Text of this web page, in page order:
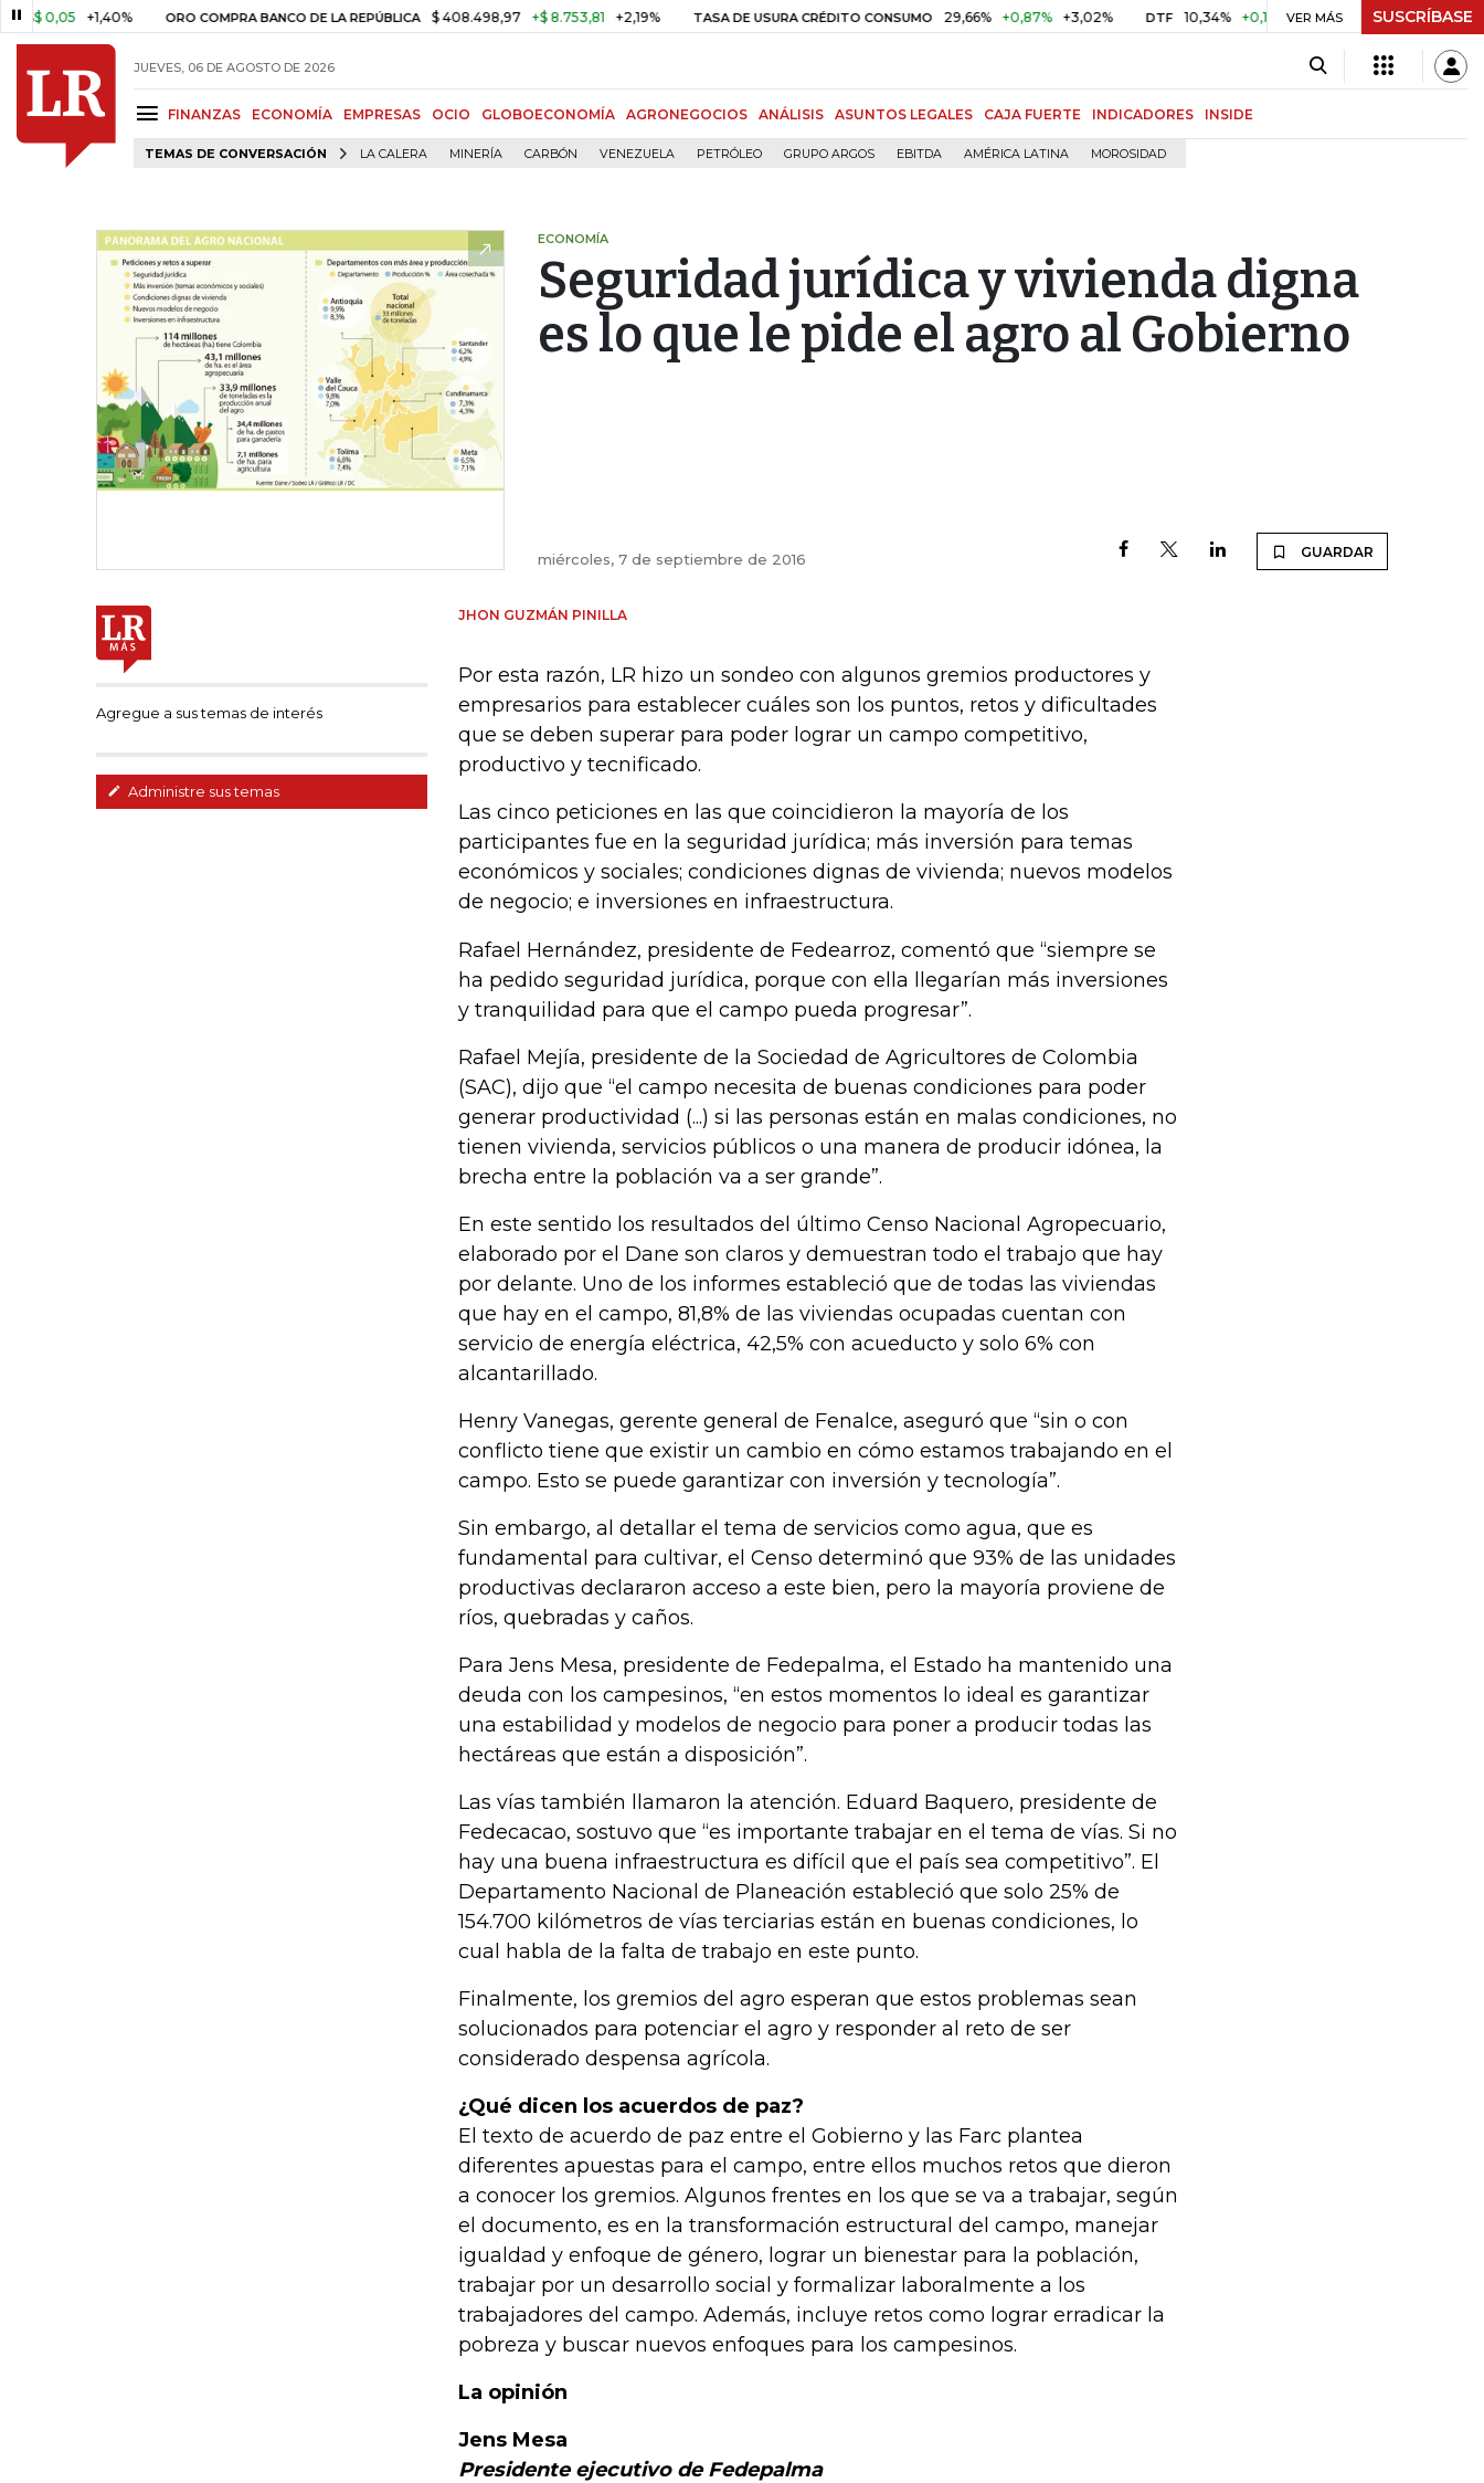
+1,40% ORO COMPRA BANCO DE LA REPÚBLICA $ 408.498,97 +$ 8.753,81 +2,19% TASA DE USURA CRÉDITO CONSUMO 29,66% +0,87% +3,02% DTF 10,34% +0,10% +0,98% UVR $ 416,86 +$ 0,05
VER MÁS SUSCRÍBASE
JUEVES, 06 DE AGOSTO DE 2026
FINANZAS ECONOMÍA EMPRESAS OCIO GLOBOECONOMÍA AGRONEGOCIOS ANÁLISIS ASUNTOS LEGALES CAJA FUERTE INDICADORES INSIDE
TEMAS DE CONVERSACIÓN LA CALERA MINERÍA CARBÓN VENEZUELA PETRÓLEO GRUPO ARGOS EBITDA AMÉRICA LATINA MOROSIDAD
ECONOMÍA
Seguridad jurídica y vivienda digna
es lo que le pide el agro al Gobierno
miércoles, 7 de septiembre de 2016 GUARDAR
Agregue a sus temas de interés
Administre sus temas
JHON GUZMÁN PINILLA
Por esta razón, LR hizo un sondeo con algunos gremios productores y
empresarios para establecer cuáles son los puntos, retos y dificultades
que se deben superar para poder lograr un campo competitivo,
productivo y tecnificado.
Las cinco peticiones en las que coincidieron la mayoría de los
participantes fue en la seguridad jurídica; más inversión para temas
económicos y sociales; condiciones dignas de vivienda; nuevos modelos
de negocio; e inversiones en infraestructura.
Rafael Hernández, presidente de Fedearroz, comentó que “siempre se
ha pedido seguridad jurídica, porque con ella llegarían más inversiones
y tranquilidad para que el campo pueda progresar”.
Rafael Mejía, presidente de la Sociedad de Agricultores de Colombia
(SAC), dijo que “el campo necesita de buenas condiciones para poder
generar productividad (...) si las personas están en malas condiciones, no
tienen vivienda, servicios públicos o una manera de producir idónea, la
brecha entre la población va a ser grande”.
En este sentido los resultados del último Censo Nacional Agropecuario,
elaborado por el Dane son claros y demuestran todo el trabajo que hay
por delante. Uno de los informes estableció que de todas las viviendas
que hay en el campo, 81,8% de las viviendas ocupadas cuentan con
servicio de energía eléctrica, 42,5% con acueducto y solo 6% con
alcantarillado.
Henry Vanegas, gerente general de Fenalce, aseguró que “sin o con
conflicto tiene que existir un cambio en cómo estamos trabajando en el
campo. Esto se puede garantizar con inversión y tecnología”.
Sin embargo, al detallar el tema de servicios como agua, que es
fundamental para cultivar, el Censo determinó que 93% de las unidades
productivas declararon acceso a este bien, pero la mayoría proviene de
ríos, quebradas y caños.
Para Jens Mesa, presidente de Fedepalma, el Estado ha mantenido una
deuda con los campesinos, “en estos momentos lo ideal es garantizar
una estabilidad y modelos de negocio para poner a producir todas las
hectáreas que están a disposición”.
Las vías también llamaron la atención. Eduard Baquero, presidente de
Fedecacao, sostuvo que “es importante trabajar en el tema de vías. Si no
hay una buena infraestructura es difícil que el país sea competitivo”. El
Departamento Nacional de Planeación estableció que solo 25% de
154.700 kilómetros de vías terciarias están en buenas condiciones, lo
cual habla de la falta de trabajo en este punto.
Finalmente, los gremios del agro esperan que estos problemas sean
solucionados para potenciar el agro y responder al reto de ser
considerado despensa agrícola.
​¿Qué dicen los acuerdos de paz?
El texto de acuerdo de paz entre el Gobierno y las Farc plantea
diferentes apuestas para el campo, entre ellos muchos retos que dieron
a conocer los gremios. Algunos frentes en los que se va a trabajar, según
el documento, es en la transformación estructural del campo, manejar
igualdad y enfoque de género, lograr un bienestar para la población,
trabajar por un desarrollo social y formalizar laboralmente a los
trabajadores del campo. Además, incluye retos como lograr erradicar la
pobreza y buscar nuevos enfoques para los campesinos.
La opinión
Jens Mesa
Presidente ejecutivo de Fedepalma